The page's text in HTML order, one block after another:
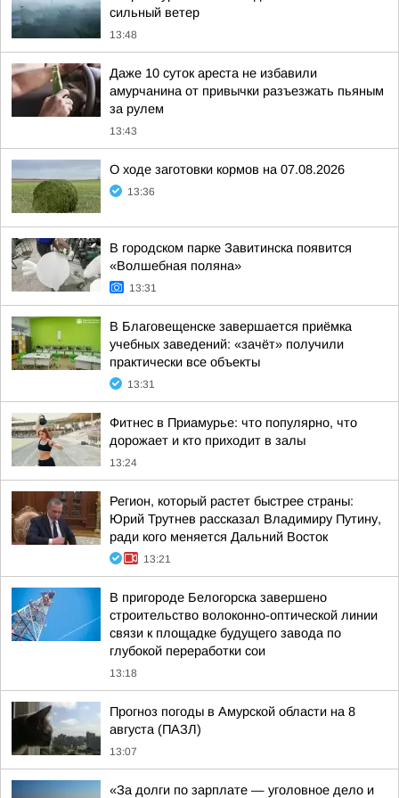
сильный ветер
13:48
Даже 10 суток ареста не избавили
амурчанина от привычки разъезжать пьяным
за рулем
13:43
О ходе заготовки кормов на 07.08.2026
13:36
В городском парке Завитинска появится
«Волшебная поляна»
13:31
В Благовещенске завершается приёмка
учебных заведений: «зачёт» получили
практически все объекты
13:31
Фитнес в Приамурье: что популярно, что
дорожает и кто приходит в залы
13:24
Регион, который растет быстрее страны:
Юрий Трутнев рассказал Владимиру Путину,
ради кого меняется Дальний Восток
13:21
В пригороде Белогорска завершено
строительство волоконно-оптической линии
связи к площадке будущего завода по
глубокой переработки сои
13:18
Прогноз погоды в Амурской области на 8
августа (ПАЗЛ)
13:07
«За долги по зарплате — уголовное дело и